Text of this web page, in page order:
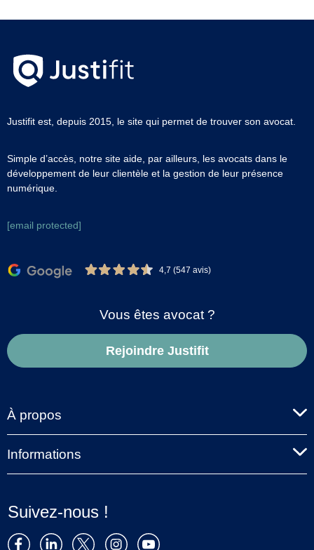
Justifit est, depuis 2015, le site qui permet de trouver son avocat.
Simple d’accès, notre site aide, par ailleurs, les avocats dans le
développement de leur clientèle et la gestion de leur présence
numérique.
[email protected]
4,7 (547 avis)
Vous êtes avocat ?
Rejoindre Justifit
À propos
Informations
Suivez-nous !